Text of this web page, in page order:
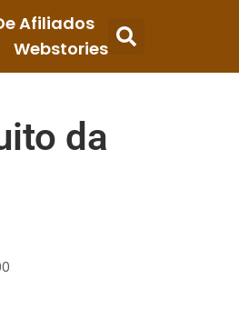
Afiliados
Webstories
da